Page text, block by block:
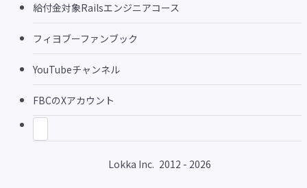
給付金対象Railsエンジニアコース
フィヨブーファンブック
YouTubeチャンネル
FBCのXアカウント
Lokka Inc. 2012 - 2026